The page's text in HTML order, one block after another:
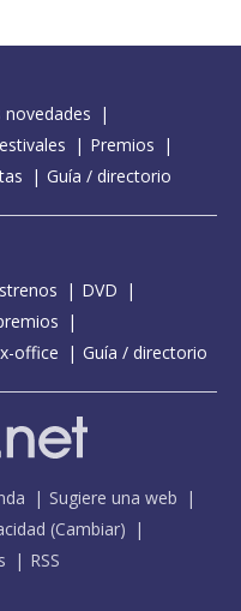
novedades
Premios
Guía / directorio
DVD
office Guía / directorio
Sugiere una web
(Cambiar)
RSS